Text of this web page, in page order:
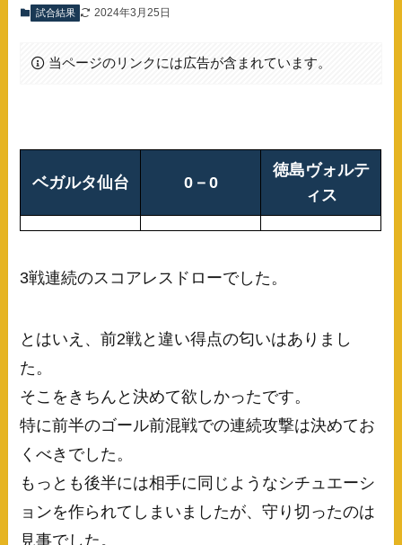
試合結果 2024年3月25日
当ページのリンクには広告が含まれています。
ベガルタ仙台 0－0
徳島ヴォルテ
ィス
3戦連続のスコアレスドローでした。
とはいえ、前2戦と違い得点の匂いはありまし
た。
そこをきちんと決めて欲しかったです。
特に前半のゴール前混戦での連続攻撃は決めてお
くべきでした。
もっとも後半には相手に同じようなシチュエーシ
ョンを作られてしまいましたが、守り切ったのは
見事でした。